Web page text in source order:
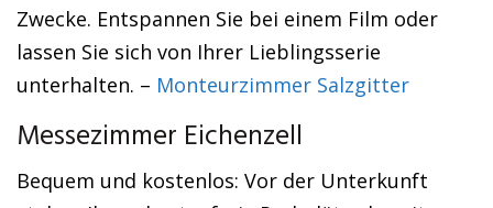
Zwecke. Entspannen Sie bei einem Film oder
lassen Sie sich von Ihrer Lieblingsserie
unterhalten. – Monteurzimmer Salzgitter
Messezimmer Eichenzell
Bequem und kostenlos: Vor der Unterkunft